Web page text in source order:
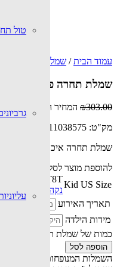
טול
עמוד הבית/ שמלות / שמלת
שמלת תחרה פרחונית
₪303.00 המחיר המקורי היה: ₪303.00.
מק"ט: 32811038575
שמלת תחרה איכותי רקומה עם
להוספת מוצר לסל, יש ללחוץ
Kid US Size
6T8T
נקה
תאריך האירוע
מידות הילדה
כמות של שמלת תחרה פרחונית
הוספה לסל
השמלות המנופחות מאוד